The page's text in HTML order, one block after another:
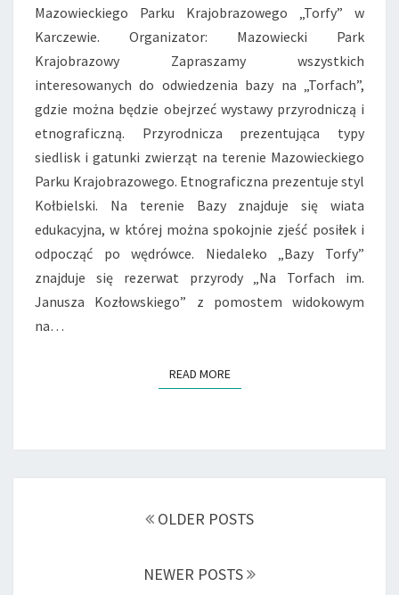
Mazowieckiego Parku Krajobrazowego „Torfy” w
Karczewie. Organizator: Mazowiecki Park
Krajobrazowy Zapraszamy wszystkich
interesowanych do odwiedzenia bazy na „Torfach”,
gdzie można będzie obejrzeć wystawy przyrodniczą i
etnograficzną. Przyrodnicza prezentująca typy
siedlisk i gatunki zwierząt na terenie Mazowieckiego
Parku Krajobrazowego. Etnograficzna prezentuje styl
Kołbielski. Na terenie Bazy znajduje się wiata
edukacyjna, w której można spokojnie zjeść posiłek i
odpocząć po wędrówce. Niedaleko „Bazy Torfy”
znajduje się rezerwat przyrody „Na Torfach im.
Janusza Kozłowskiego” z pomostem widokowym
na…
READ MOREREAD MORE
OLDER POSTS
NEWER POSTS